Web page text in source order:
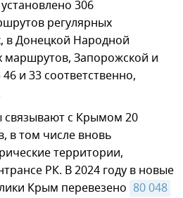
306
регулярных
в Донецкой Народной
маршрутов, Запорожской и
и 33 соответственно,
с Крымом 20
в том числе вновь
территории,
РК. В 2024 году в новые
Крым перевезено 80 048